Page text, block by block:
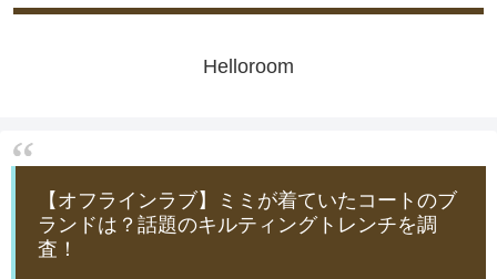
Helloroom
【オフラインラブ】ミミが着ていたコートのブ
ランドは？話題のキルティングトレンチを調
査！